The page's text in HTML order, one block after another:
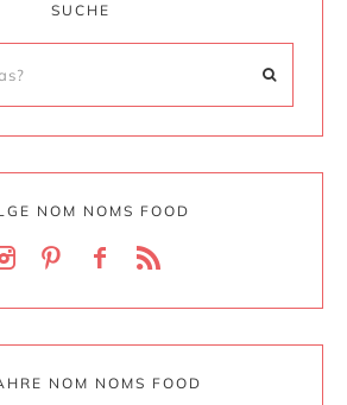
SUCHE
NOM NOMS FOOD
NOM NOMS FOOD